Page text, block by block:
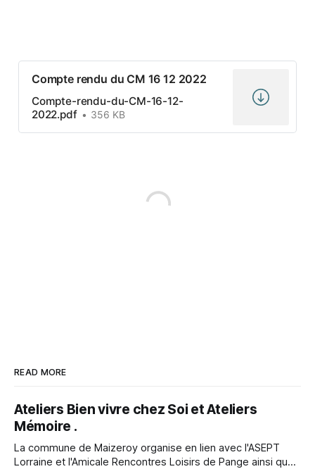
Compte rendu du CM 16 12 2022
Compte-rendu-du-CM-16-12-
2022.pdf
356 KB
READ MORE
Ateliers Bien vivre chez Soi et Ateliers
Mémoire .
La commune de Maizeroy organise en lien avec l'ASEPT
Lorraine et l'Amicale Rencontres Loisirs de Pange ainsi que